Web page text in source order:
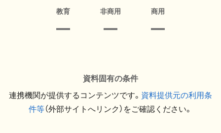
教育 非商用 商用
資料固有の条件
連携機関が提供するコンテンツです。 資料提供元の利用条
件等（外部サイトへリンク）をご確認ください。